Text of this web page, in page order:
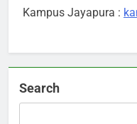
Kampus Jayapura :
Search